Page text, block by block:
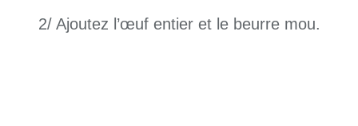
2/ Ajoutez l’œuf entier et le beurre mou.